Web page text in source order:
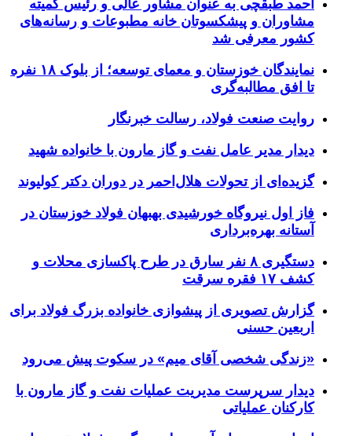
احمد طبقچی به عنوان مشاور عالی و رئیس کمیته
مشاوران و پیشکسوتان خانه مطبوعات و رسانه‌های
کشور معرفی شد
نمایندگان خوزستان و معمای توسعه؛ از بلوک ۱۸ نفره
تا افق مطالبه‌گری
روایت صنعت فولاد،‌ رسالت خبرنگار
دیدار مدیر عامل نفت و گاز مارون با خانواده شهید
گزیده‌ای از تحولات هلال‌احمر در دوران دکتر کولیوند
فاز اول نیروگاه خورشیدی بهبهان فولاد خوزستان در
آستانه بهره‌برداری
دستگیری ۸ نفر سارق در طرح پاکسازی محلات و
کشف ۱۷ فقره سرقت
گزارش تصویری از پیشوازی خانواده بزرگ فولاد برای
اربعین حسنی
«زندگی شخصی آقای میم» در سکوت پیش می‌رود
دیدار سرپرست مدیریت عملیات نفت و گاز مارون با
کارکنان عملیاتی